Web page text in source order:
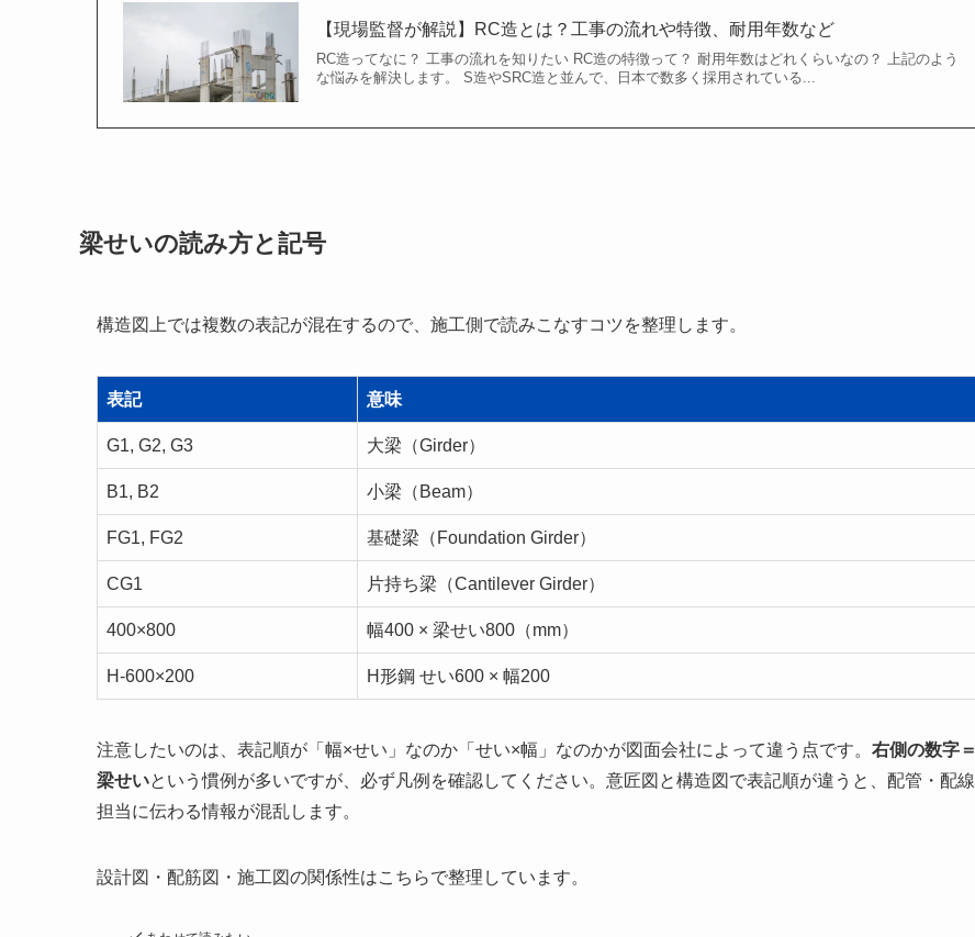
【現場監督が解説】RC造とは？工事の流れや特徴、耐用年数など
RC造ってなに？ 工事の流れを知りたい RC造の特徴って？ 耐用年数はどれくらいなの？ 上記のよう
な悩みを解決します。 S造やSRC造と並んで、日本で数多く採用されている...
梁せいの読み方と記号
構造図上では複数の表記が混在するので、施工側で読みこなすコツを整理します。
表記 意味
G1, G2, G3 大梁（Girder）
B1, B2 小梁（Beam）
FG1, FG2 基礎梁（Foundation Girder）
CG1 片持ち梁（Cantilever Girder）
400×800 幅400 × 梁せい800（mm）
H-600×200 H形鋼 せい600 × 幅200
注意したいのは、表記順が「幅×せい」なのか「せい×幅」なのかが図面会社によって違う点です。 右側の数字＝
梁せいという慣例が多いですが、必ず凡例を確認してください。意匠図と構造図で表記順が違うと、配管・配線
担当に伝わる情報が混乱します。
設計図・配筋図・施工図の関係性はこちらで整理しています。